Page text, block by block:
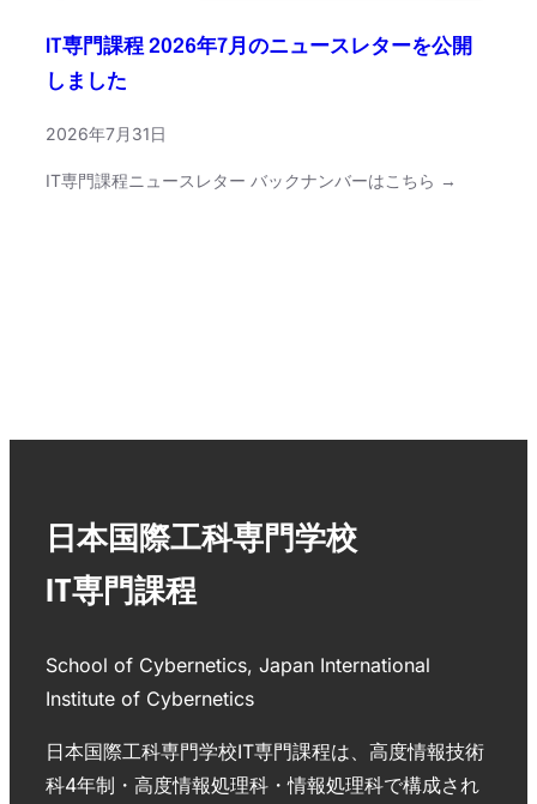
IT専門課程 2026年7月のニュースレターを公開
しました
2026年7月31日
IT専門課程ニュースレター バックナンバーはこちら →
日本国際工科専門学校
IT専門課程
School of Cybernetics, Japan International
Institute of Cybernetics
日本国際工科専門学校IT専門課程は、高度情報技術
科4年制・高度情報処理科・情報処理科で構成され